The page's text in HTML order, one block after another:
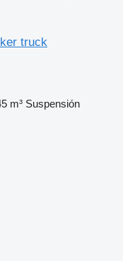
truck
m³ Suspensión